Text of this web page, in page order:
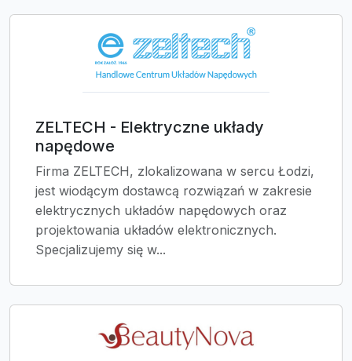
ZELTECH - Elektryczne układy
napędowe
Firma ZELTECH, zlokalizowana w sercu Łodzi,
jest wiodącym dostawcą rozwiązań w zakresie
elektrycznych układów napędowych oraz
projektowania układów elektronicznych.
Specjalizujemy się w...